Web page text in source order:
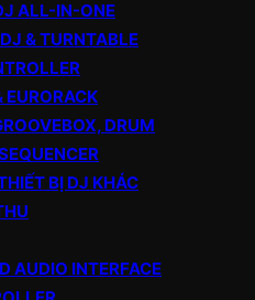
ALL-IN-ONE
& TURNTABLE
EURORACK
DRUM
BỊ DJ KHÁC
AUDIO INTERFACE